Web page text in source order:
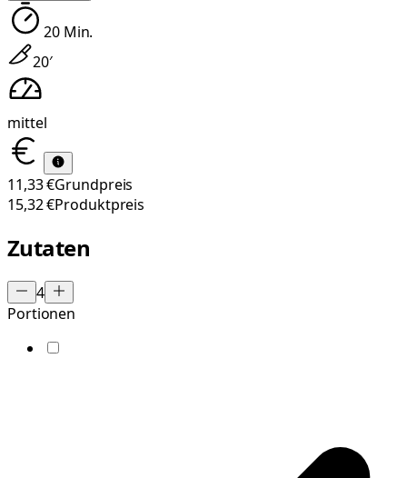
20Min.
20′
mittel
11,33 €Grundpreis
15,32 €Produktpreis
Zutaten
4
Portionen